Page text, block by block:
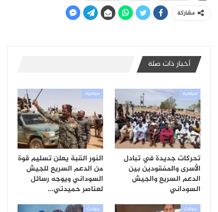
مشاركة
أخبار ذات صلة
سياسية
تحركات جديدة في تبادل
الأسرى والمفقودين بين
الدعم السريع والجيش
السوداني
سياسية
النور القبة يعلن تسليم قوة
من الدعم السريع للجيش
السوداني ويوجه رسائل
لعناصر حميدتي…
حوادث حوادث